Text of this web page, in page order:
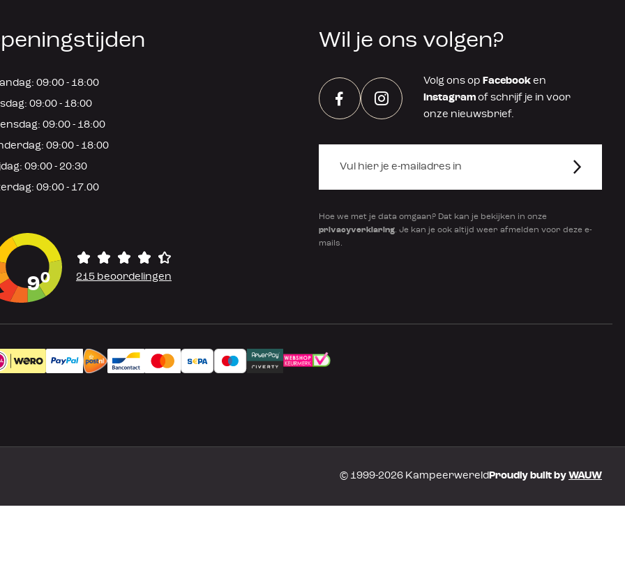
09:00 - 18:00
09:00 - 18:00
09:00 - 18:00
09:00 - 18:00
09:00 - 20:30
09:00 - 17.00
Wil je ons volgen?
FacebookInstagram
Volg ons op Facebook en
Instagram of schrijf je in voor
onze nieuwsbrief.
Hoe we met je data omgaan? Dat kan je bekijken in onze
privacyverklaring. Je kan je ook altijd weer afmelden voor deze e-
mails.
90 215 beoordelingen
© 1999-2026 KampeerwereldProudly built by WAUW